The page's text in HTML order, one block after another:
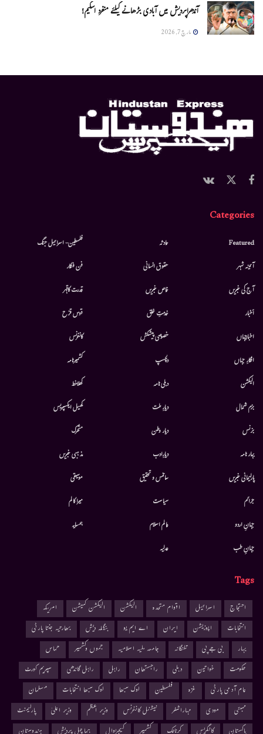
آندھراپردیش میں آبادی بڑھانے کیلئے منفرد اسکیم!
مارچ 7, 2026
Categories
Featured
آئینہ شہر
آج کی خبریں
أخبار
اخبارجہاں
افکارِ جہاں
الیکشن
بزم شمال
بزنس
بہار نامہ
پارلیمانی خبریں
جرائم
جہانِ اردو
جہانِ طب
حادثہ
حقوق انسانی
خاص خبریں
خدمتِ خلق
خصوصی پیشکش
دلچسپ
دہلی نامہ
دیارِ ملت
دیار وطن
دیارِادب
سائنس و تحقیق
سیاست
عالم اسلام
عدلیہ
فلسطین- اسرائیل جنگ
فن فنکار
قدرت کاقہر
قوس قزح
کانفرنس
کشمیرنامہ
کھلاخط
کھیل ایکسپریس
متحرك
مذہبی خبریں
موسيقى
میرا کالم
ہمسایہ
Tags
احتجاج اسرائیل اقوام متحدہ الیکشن الیکشن کمیشن
امریکہ
انتخابات
اپوزیشن ایران اے ایم یو بنگلہ دیش
بھارتیہ جنتا پارٹی
بہار
بی جے پی تلنگانہ جامعہ ملیہ اسلامیہ جموں وکشمیر
حماس
حکومت
خواتین دہلی راجستھان راہل راہل گاندھی
سپریم کورٹ
عام آدمی پارٹی
غزہ فلسطین لوک سبھا لوک سبھا انتخابات
مسلمان
ممبئی
مودی مہاراشٹر نیشنل کانفرنس وزیر اعظم وزیر اعلیٰ
پارلیمنٹ